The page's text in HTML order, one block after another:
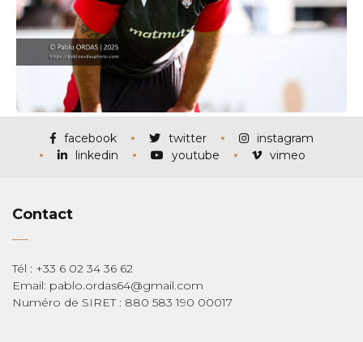
facebook twitter
instagram
linkedin
youtube vimeo
Contact
Tél : +33 6 02 34 36 62
Email: pablo.ordas64@gmail.com
Numéro de SIRET : 880 583 190 00017